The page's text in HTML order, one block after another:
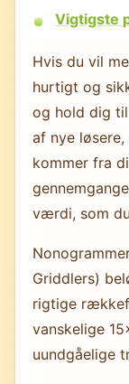
Vigtigste
Hvis du vil
hurtigt og
og hold dig
af nye
kommer fra
værdi, som
Griddlers)
rigtige
vanskelige
uundgåelige